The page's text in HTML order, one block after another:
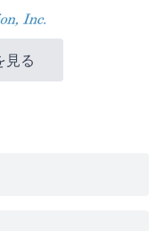
見る